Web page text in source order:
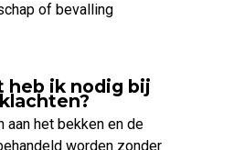
of bevalling
heb ik nodig bij
aan het bekken en de
worden zonder